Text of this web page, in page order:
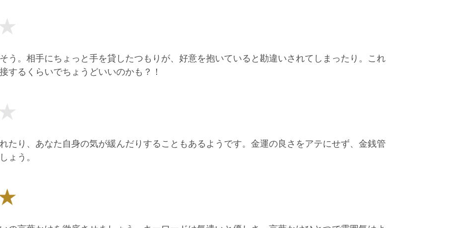
う。相手にちょっと手を貸したつもりが、好意を抱いていると勘違いされてしまったり。これ
するくらいでちょうどいいのかも？！
たり、あなた自身の気が緩んだりすることもあるようです。金運の良さをアテにせず、金銭管
ょう。